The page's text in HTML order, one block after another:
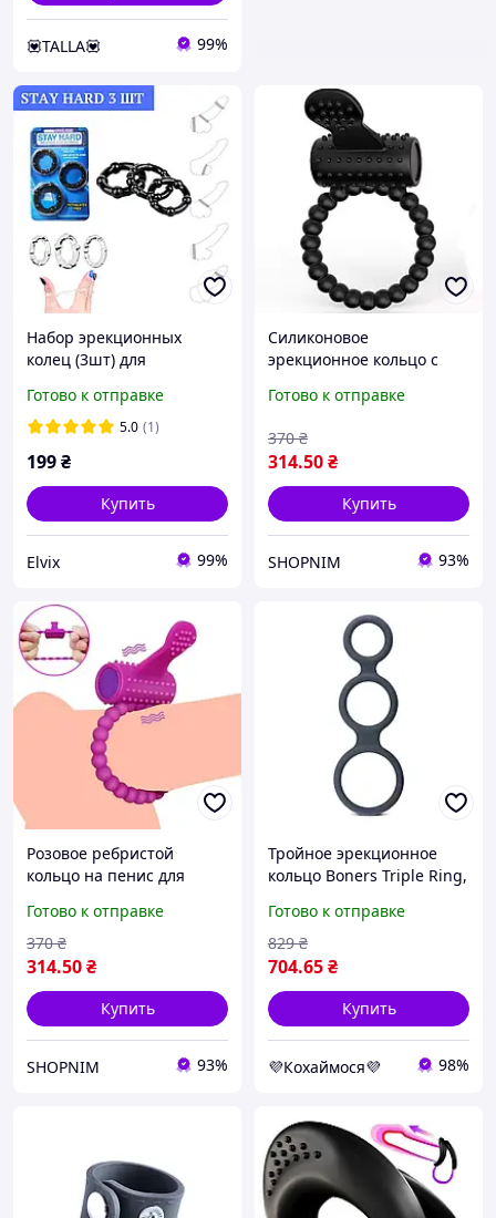
💟TALLA💟 99%
Набор эрекционных
колец (3шт) для
Hard интимная игрушка
для пар
Готово к отправке
5.0 (1)
199₴
Купить
Elvix 99%
Силиконовое
эрекционное кольцо с
цвете, стимулятор
усиления эрекции
Готово к отправке
314.50₴
370 ₴
Купить
SHOPNIM 93%
Розовое ребристой
кольцо на пенис для
Готово к отправке
314.50₴
370 ₴
Купить
SHOPNIM 93%
Тройное эрекционное
кольцо Boners Triple Ring,
Sex Aura
Готово к отправке
704.65₴
829 ₴
Купить
💜Кохаймося💜 98%